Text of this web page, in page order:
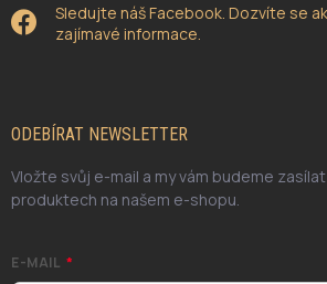
Sledujte náš Facebook. Dozvíte se
zajímavé informace.
ODEBÍRAT NEWSLETTER
Vložte svůj e-mail a my vám budeme
produktech na našem e-shopu.
E-MAIL